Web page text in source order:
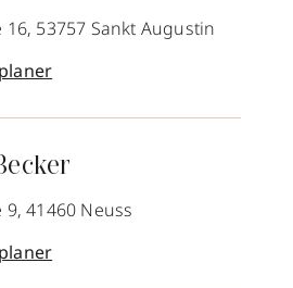
16, 53757 Sankt Augustin
9, 41460 Neuss